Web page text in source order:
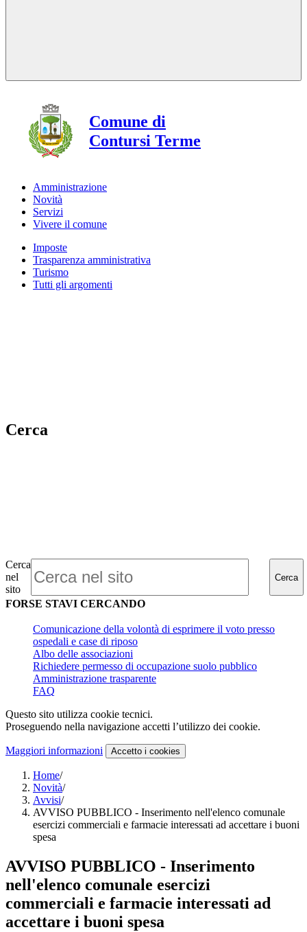
Comune di
Contursi Terme
Amministrazione
Novità
Servizi
Vivere il comune
Imposte
Trasparenza amministrativa
Turismo
Tutti gli argomenti
Cerca
Cerca
nel
sito
Cerca
FORSE STAVI CERCANDO
Comunicazione della volontà di esprimere il voto presso
ospedali e case di riposo
Albo delle associazioni
Richiedere permesso di occupazione suolo pubblico
Amministrazione trasparente
FAQ
Questo sito utilizza cookie tecnici.
Proseguendo nella navigazione accetti l’utilizzo dei cookie.
Maggiori informazioni Accetto i cookies
Home/
Novità/
Avvisi/
AVVISO PUBBLICO - Inserimento nell'elenco comunale
esercizi commerciali e farmacie interessati ad accettare i buoni
spesa
AVVISO PUBBLICO - Inserimento
nell'elenco comunale esercizi
commerciali e farmacie interessati ad
accettare i buoni spesa